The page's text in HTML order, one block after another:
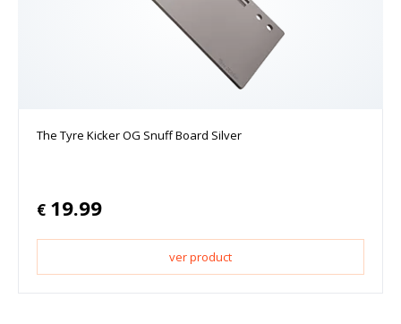
The Tyre Kicker OG Snuff Board Silver
€ 19.99
ver product